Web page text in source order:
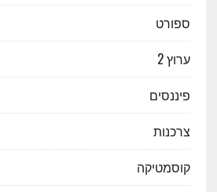
ספורט
ערוץ 2
פיננסים
צרכנות
קוסמטיקה